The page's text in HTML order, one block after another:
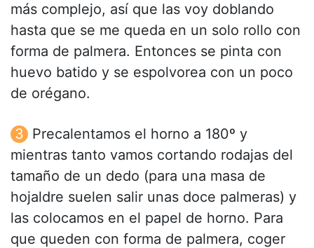
más complejo, así que las voy doblando
hasta que se me queda en un solo rollo con
forma de palmera. Entonces se pinta con
huevo batido y se espolvorea con un poco
de orégano.
Precalentamos el horno a 180º y
mientras tanto vamos cortando rodajas del
tamaño de un dedo (para una masa de
hojaldre suelen salir unas doce palmeras) y
las colocamos en el papel de horno. Para
que queden con forma de palmera, coger